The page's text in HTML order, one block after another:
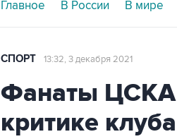
Главное В России В мире
СПОРТ 13:32, 3 декабря 2021
Фанаты ЦСКА
критике